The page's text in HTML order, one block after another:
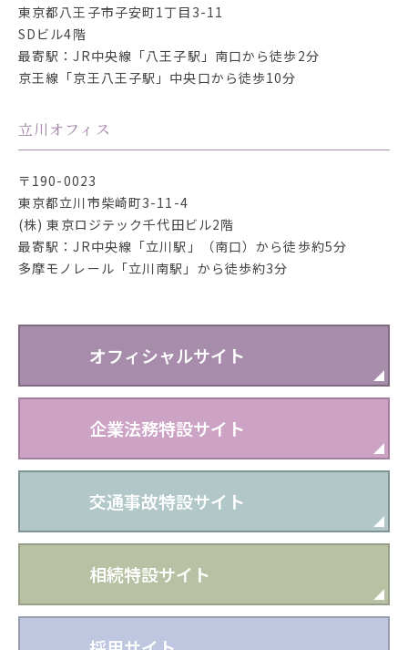
東京都八王子市子安町1丁目3-11
SDビル4階
最寄駅：JR中央線「八王子駅」南口から徒歩2分
京王線「京王八王子駅」中央口から徒歩10分
立川オフィス
〒190-0023
東京都立川市柴崎町3-11-4
(株) 東京ロジテック千代田ビル2階
最寄駅：JR中央線「立川駅」（南口）から徒歩約5分
多摩モノレール「立川南駅」から徒歩約3分
オフィシャルサイト
企業法務特設サイト
交通事故特設サイト
相続特設サイト